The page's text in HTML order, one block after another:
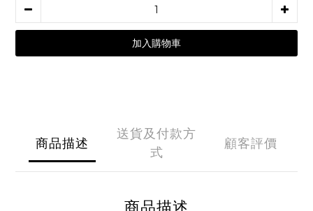
加入購物車
商品描述
送貨及付款方
式
顧客評價
商品描述